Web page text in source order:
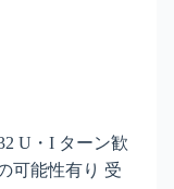
U・I ターン歓
可能性有り 受